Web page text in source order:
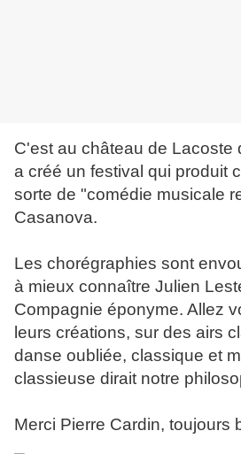
C'est au château de Lacoste
a créé un festival qui produit
sorte de "comédie musicale
Casanova.
Les chorégraphies sont
à mieux connaître Julien
Compagnie éponyme. Allez
leurs créations, sur des airs
danse oubliée, classique et
classieuse dirait notre
Merci Pierre Cardin, toujours